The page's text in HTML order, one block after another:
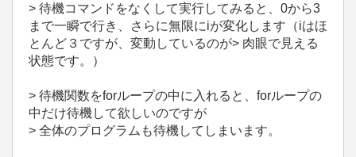
> 待機コマンドをなくして実行してみると、0から3
まで一瞬で行き、さらに無限にiが変化します（iはほ
とんど３ですが、変動しているのが> 肉眼で見える
状態です。）
> 待機関数をforループの中に入れると、forループの
中だけ待機して欲しいのですが
> 全体のプログラムも待機してしまいます。